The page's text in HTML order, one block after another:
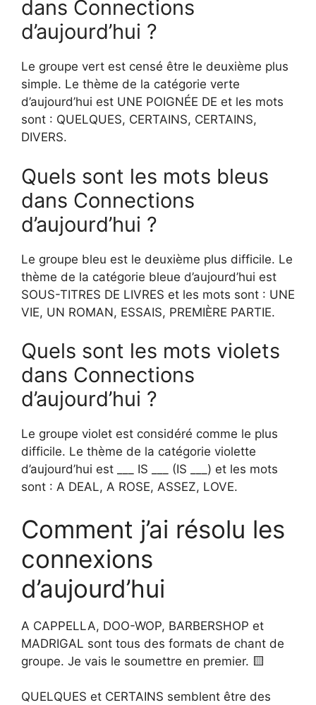
dans Connections
d’aujourd’hui ?
Le groupe vert est censé être le deuxième plus
simple. Le thème de la catégorie verte
d’aujourd’hui est UNE POIGNÉE DE et les mots
sont : QUELQUES, CERTAINS, CERTAINS,
DIVERS.
Quels sont les mots bleus
dans Connections
d’aujourd’hui ?
Le groupe bleu est le deuxième plus difficile. Le
thème de la catégorie bleue d’aujourd’hui est
SOUS-TITRES DE LIVRES et les mots sont : UNE
VIE, UN ROMAN, ESSAIS, PREMIÈRE PARTIE.
Quels sont les mots violets
dans Connections
d’aujourd’hui ?
Le groupe violet est considéré comme le plus
difficile. Le thème de la catégorie violette
d’aujourd’hui est ___ IS ___ (IS ___) et les mots
sont : A DEAL, A ROSE, ASSEZ, LOVE.
Comment j’ai résolu les
connexions
d’aujourd’hui
A CAPPELLA, DOO-WOP, BARBERSHOP et
MADRIGAL sont tous des formats de chant de
groupe. Je vais le soumettre en premier. 🟨
QUELQUES et CERTAINS semblent être des